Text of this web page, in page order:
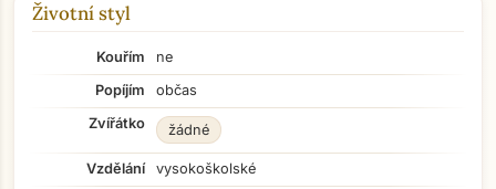
Životní styl
Kouřím
ne
Popíjím
občas
Zvířátko
žádné
Vzdělání
vysokoškolské